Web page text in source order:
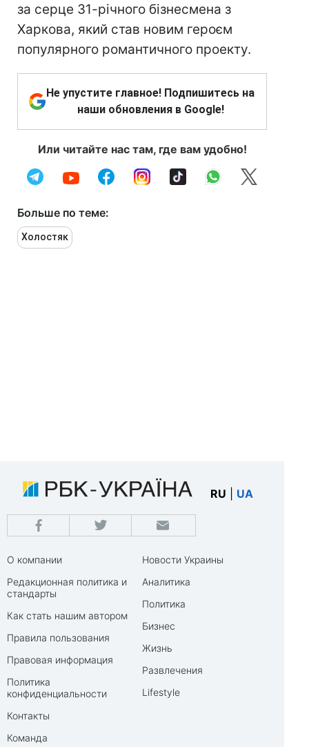
за серце 31-річного бізнесмена з
Харкова, який став новим героєм
популярного романтичного проекту.
Не упустите главное! Подпишитесь на
наши обновления в Google!
Или читайте нас там, где вам удобно!
Больше по теме:
Холостяк
RU UA
О компании
Редакционная политика и
стандарты
Как стать нашим автором
Правила пользования
Правовая информация
Политика
конфиденциальности
Контакты
Команда
Новости Украины
Аналитика
Политика
Бизнес
Жизнь
Развлечения
Lifestyle